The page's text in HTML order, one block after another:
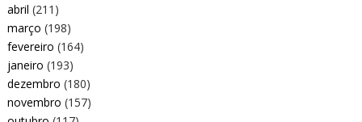
abril (211)
março (198)
fevereiro (164)
janeiro (193)
dezembro (180)
novembro (157)